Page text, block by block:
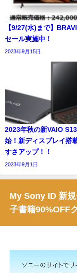
【9/27(水)まで】
セール実施中！
2023年9月15日
2023年秋の新VAIO
始！新ディスプレイ搭
すさアップ！！
2023年9月1日
My Sony ID 新
子書籍90%OFF